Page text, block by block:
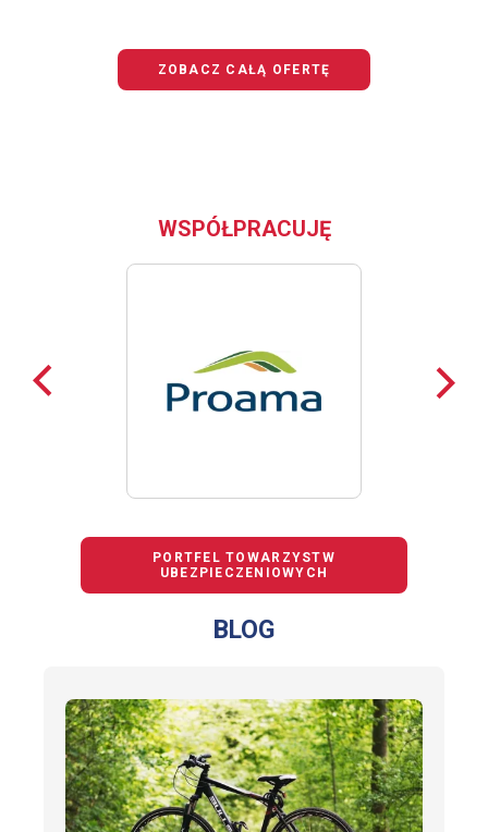
ZOBACZ CAŁĄ OFERTĘ
WSPÓŁPRACUJĘ
Poprzednie
loga
loga
PORTFEL TOWARZYSTW
UBEZPIECZENIOWYCH
BLOG